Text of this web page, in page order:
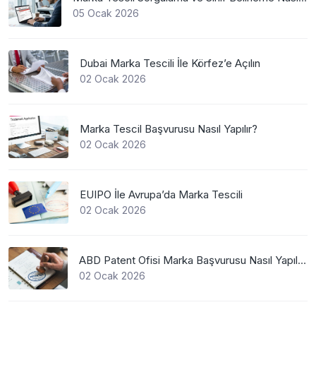
05 Ocak 2026
Dubai Marka Tescili İle Körfez’e Açılın
02 Ocak 2026
Marka Tescil Başvurusu Nasıl Yapılır?
02 Ocak 2026
EUIPO İle Avrupa’da Marka Tescili
02 Ocak 2026
ABD Patent Ofisi Marka Başvurusu Nasıl Yapılır?
02 Ocak 2026